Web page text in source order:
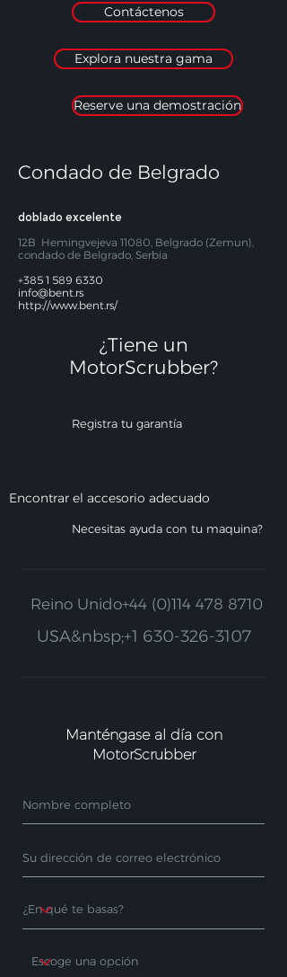
Contáctenos
Explora nuestra gama
Reserve una demostración
Condado de Belgrado
doblado excelente
12B Hemingvejeva 11080, Belgrado (Zemun),
condado de Belgrado, Serbia
+385 1 589 6330
info@bent.rs
http://www.bent.rs/
¿Tiene un
MotorScrubber?​
Registra tu garantía
Encontrar el accesorio adecuado
Necesitas ayuda con tu maquina?
Reino Unido+44 (0)114 478 8710
USA&nbsp;+1 630-326-3107
Manténgase al día con
MotorScrubber